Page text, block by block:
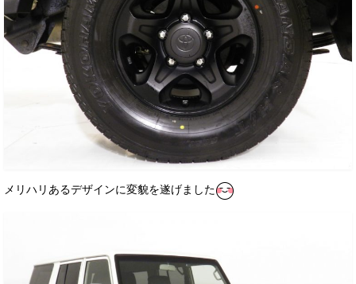
メリハリあるデザインに変貌を遂げました